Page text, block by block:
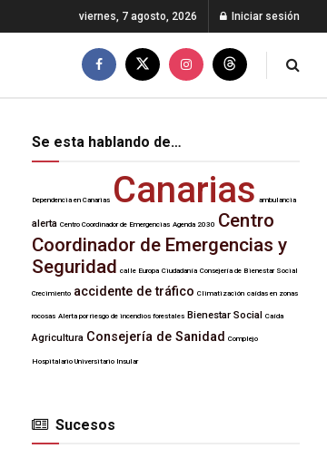
viernes, 7 agosto, 2026 Iniciar sesión
Se esta hablando de…
Dependencia en Canarias Canarias ambulancia
alerta Centro Coordinador de Emergencias Agenda 2030 Centro
Coordinador de Emergencias y
Seguridad calle Europa Ciudadanía Consejería de Bienestar Social
Crecimiento accidente de tráfico Climatización caídas en zonas
rocosas Alerta por riesgo de incendios forestales Bienestar Social Caída
Agricultura Consejería de Sanidad Complejo
Hospitalario Universitario Insular
Sucesos
SUCESOS